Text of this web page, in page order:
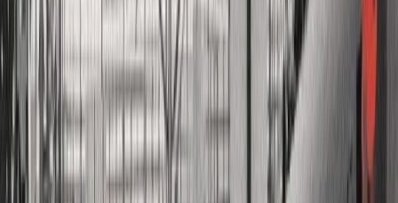
Audiobooks Σύγχρονη Λογοτεχνία
Ο Χορός των Ρόδων
0:00 5:00
Άκου το δείγμα
4.2 /5 (54 βαθμολογίες)